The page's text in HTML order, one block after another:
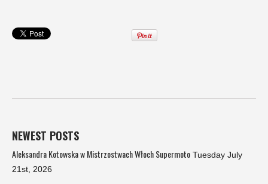
NEWEST POSTS
Aleksandra Kotowska w Mistrzostwach Włoch Supermoto Tuesday July
21st, 2026